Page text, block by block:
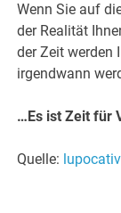
Wenn Sie auf
der Realität
der Zeit werden
irgendwann
…Es ist Zeit für
Quelle: